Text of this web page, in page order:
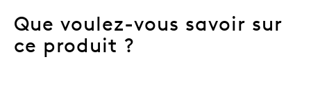
Que voulez-vous savoir sur
ce produit ?